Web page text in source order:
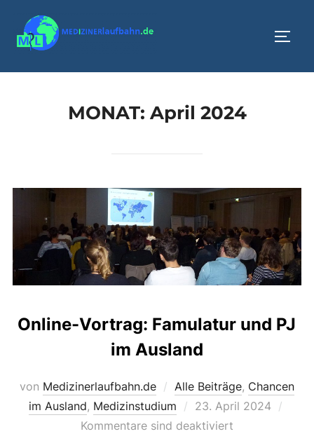
Inhalt
springen
MONAT: April 2024
Online-Vortrag: Famulatur und PJ
im Ausland
von Medizinerlaufbahn.de Alle Beiträge, Chancen
im Ausland, Medizinstudium
Veröffentlicht
am
23. April 2024
Kommentare sind deaktiviert